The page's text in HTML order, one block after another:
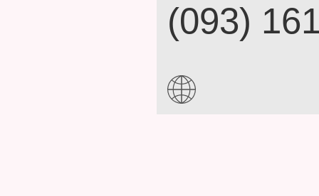
(093)